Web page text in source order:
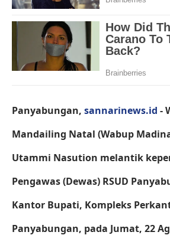
Panyabungan,sannarinews.id -
Mandailing Natal (Wabup
Utammi Nasution melantik
Pengawas (Dewas) RSUD
Kantor Bupati, Kompleks
Panyabungan, pada Jumat, 22